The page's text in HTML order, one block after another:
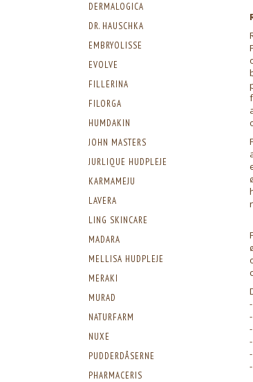
DERMALOGICA
DR. HAUSCHKA
EMBRYOLISSE
EVOLVE
FILLERINA
FILORGA
HUMDAKIN
JOHN MASTERS
JURLIQUE HUDPLEJE
KARMAMEJU
LAVERA
LING SKINCARE
MADARA
MELLISA HUDPLEJE
MERAKI
MURAD
NATURFARM
NUXE
PUDDERDÅSERNE
PHARMACERIS